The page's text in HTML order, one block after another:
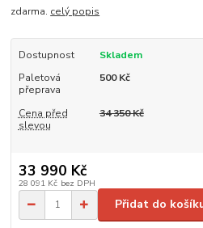
zdarma. celý popis
Dostupnost
Skladem
Paletová
přeprava
500 Kč
Cena před
slevou
34 350 Kč
33 990 Kč
28 091 Kč bez DPH
Přidat do